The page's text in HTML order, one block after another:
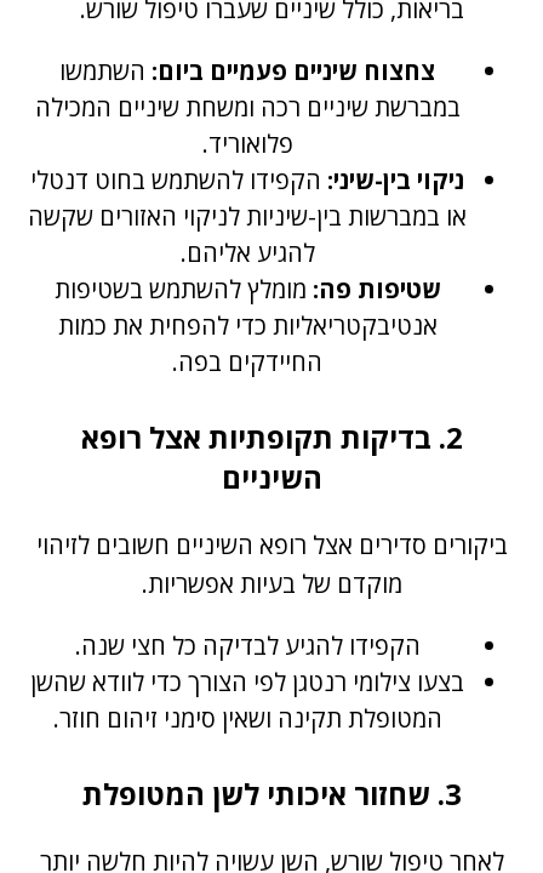
בריאות, כולל שיניים שעברו טיפול שורש.
צחצוח שיניים פעמיים ביום: השתמשו
במברשת שיניים רכה ומשחת שיניים המכילה
פלואוריד.
ניקוי בין-שיני: הקפידו להשתמש בחוט דנטלי
או במברשות בין-שיניות לניקוי האזורים שקשה
להגיע אליהם.
שטיפות פה: מומלץ להשתמש בשטיפות
אנטיבקטריאליות כדי להפחית את כמות
החיידקים בפה.
2. בדיקות תקופתיות אצל רופא
השיניים
ביקורים סדירים אצל רופא השיניים חשובים לזיהוי
מוקדם של בעיות אפשריות.
הקפידו להגיע לבדיקה כל חצי שנה.
בצעו צילומי רנטגן לפי הצורך כדי לוודא שהשן
המטופלת תקינה ושאין סימני זיהום חוזר.
3. שחזור איכותי לשן המטופלת
לאחר טיפול שורש, השן עשויה להיות חלשה יותר